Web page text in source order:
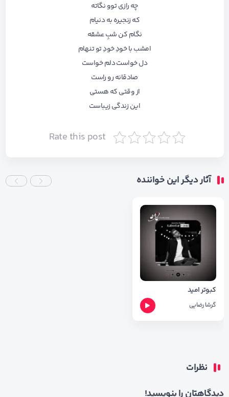
چه رازی توو نگاته
که زنجیره به دنیام
نگام کن شبِ عشقه
امشب با خودِ خودِ تو تنهام
دل خواست دلم خواست
صادقانه رو راست
از وقتی که هستی
این زندگی زیباست
Rate this post
آثار دیگر این خواننده
کبوتر امید
گرشا رضایی
نظرات
دیدگاهتان را بنویسید!